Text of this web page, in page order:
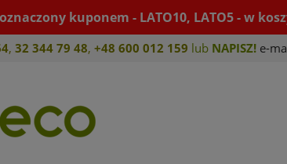
kuponem - LATO10, LATO5 - w
, 32 344 79 48, +48 600 012 159 lub NAPISZ! e-